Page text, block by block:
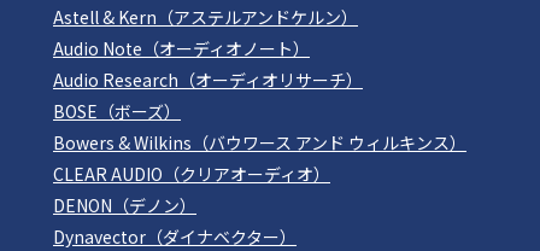
Astell & Kern（アステルアンドケルン）
Audio Note（オーディオノート）
Audio Research（オーディオリサーチ）
BOSE（ボーズ）
Bowers & Wilkins（バウワース アンド ウィルキンス）
CLEAR AUDIO（クリアオーディオ）
DENON（デノン）
Dynavector（ダイナベクター）